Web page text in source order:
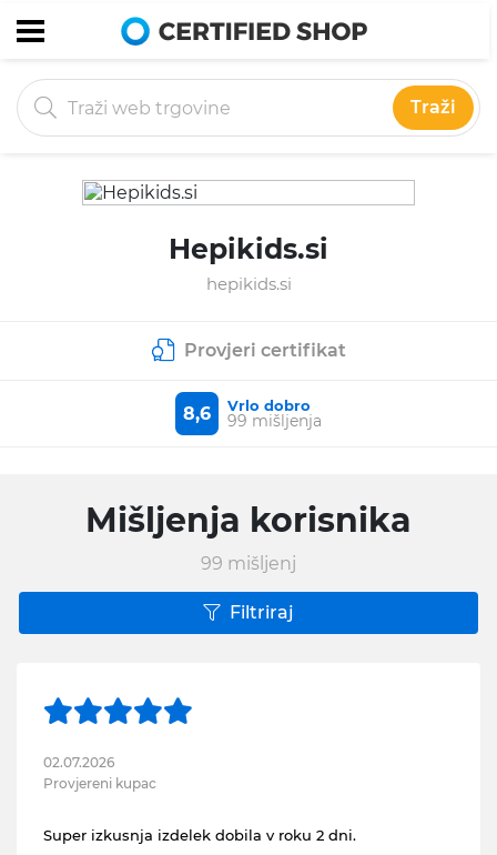
Traži
Hepikids.si
hepikids.si
Provjeri certifikat
8,6 Vrlo dobro
99 mišljenja
Mišljenja korisnika
99 mišljenj
Filtriraj
02.07.2026
Provjereni kupac
Super izkusnja izdelek dobila v roku 2 dni.